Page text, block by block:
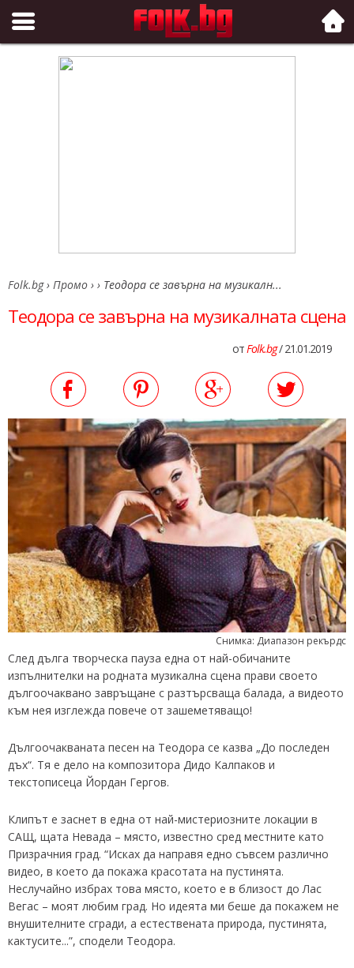
Folk.bg
Folk.bg › Промо › › Теодора се завърна на музикалн...
Теодора се завърна на музикалната сцена
отFolk.bg/ 21.01.2019
Снимка: Диапазон рекърдс
След дълга творческа пауза една от най-обичаните
изпълнителки на родната музикална сцена прави своето
дългоочаквано завръщане с разтърсваща балада, а видеото
към нея изглежда повече от зашеметяващо!
Дългоочакваната песен на Теодора се казва „До последен
дъх“. Тя е дело на композитора Дидо Калпаков и
текстописеца Йордан Гергов.
Клипът е заснет в една от най-мистериозните локации в
САЩ, щата Невада – място, известно сред местните като
Призрачния град. “Исках да направя едно съвсем различно
видео, в което да покажа красотата на пустинята.
Неслучайно избрах това място, което е в близост до Лас
Вегас – моят любим град. Но идеята ми беше да покажем не
внушителните сгради, а естествената природа, пустинята,
кактусите...”, сподели Теодора.